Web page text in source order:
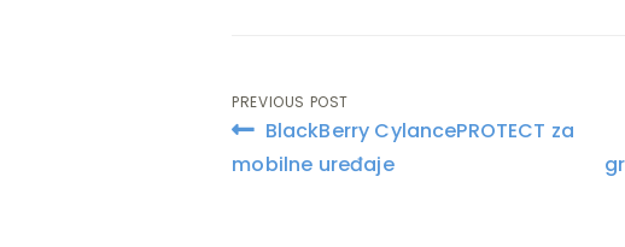
Post
navigation
PREVIOUS POST
BlackBerry CylancePROTECT za
mobilne uređaje